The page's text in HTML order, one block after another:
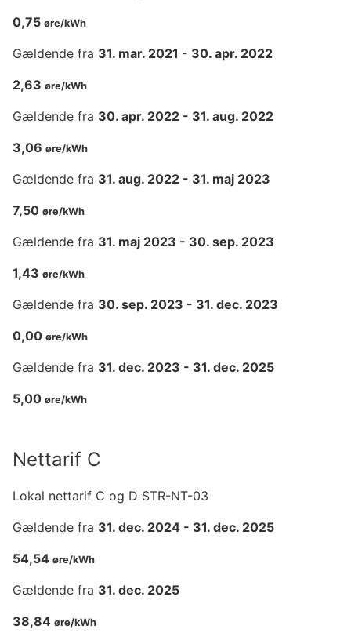
0,75 øre/kWh
Gældende fra 31. mar. 2021 - 30. apr. 2022
2,63 øre/kWh
Gældende fra 30. apr. 2022 - 31. aug. 2022
3,06 øre/kWh
Gældende fra 31. aug. 2022 - 31. maj 2023
7,50 øre/kWh
Gældende fra 31. maj 2023 - 30. sep. 2023
1,43 øre/kWh
Gældende fra 30. sep. 2023 - 31. dec. 2023
0,00 øre/kWh
Gældende fra 31. dec. 2023 - 31. dec. 2025
5,00 øre/kWh
Nettarif C
Lokal nettarif C og D STR-NT-03
Gældende fra 31. dec. 2024 - 31. dec. 2025
54,54 øre/kWh
Gældende fra 31. dec. 2025
38,84 øre/kWh